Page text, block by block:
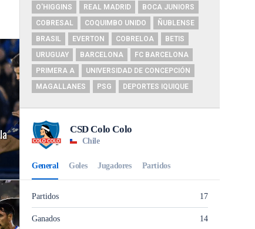
O'HIGGINS
REAL MADRID
BOCA JUNIORS
COBRESAL
COQUIMBO UNIDO
ÑUBLENSE
BRASIL
EVERTON COBRELOA
BETIS
URUGUAY
BARCELONA
FC BARCELONA
PRIMERA A
UNIVERSIDAD DE CONCEPCIÓN
MAGALLANES
PSG DEPORTES IQUIQUE